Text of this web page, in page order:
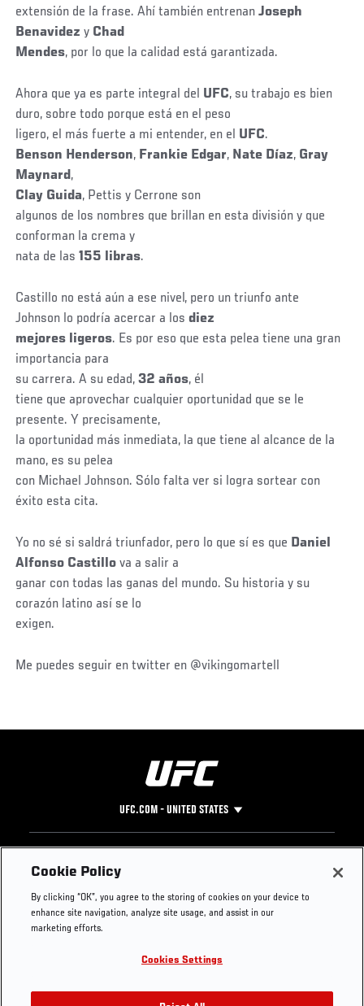
extensión de la frase. Ahí también entrenanJoseph
Benavidez y Chad
Mendes, por lo que la calidad está garantizada.
Ahora que ya es parte integral del UFC, su trabajo es bien
duro, sobre todo porque está en el peso
ligero, el más fuerte a mi entender, en el UFC.
Benson Henderson, Frankie Edgar, Nate Díaz, Gray
Maynard,
Clay Guida, Pettis y Cerrone son
algunos de los nombres que brillan en esta división y que
conforman la crema y
nata de las155 libras.
Castillo no está aún a ese nivel, pero un triunfo ante
Johnson lo podría acercar a losdiez
mejores ligeros. Es por eso que esta pelea tiene una gran
importancia para
su carrera. A su edad,32 años, él
tiene que aprovechar cualquier oportunidad que se le
presente. Y precisamente,
la oportunidad más inmediata, la que tiene al alcance de la
mano, es su pelea
con Michael Johnson. Sólo falta ver si logra sortear con
éxito esta cita.
Yo no sé si saldrá triunfador, pero lo que sí es que Daniel
Alfonso Castillo va a salir a
ganar con todas las ganas del mundo. Su historia y su
corazón latino así se lo
exigen.
Me puedes seguir en twitter en @vikingomartell
UFC.COM - UNITED STATES
Footer
UFC
UFC Foundation
UFC Careers
Store
Instagram
YouTube
TikTok
Press
Cookie Policy
By clicking “OK”, you agree to the storing of cookies on your device to
enhance site navigation, analyze site usage, and assist in our
marketing efforts.
Cookies Settings